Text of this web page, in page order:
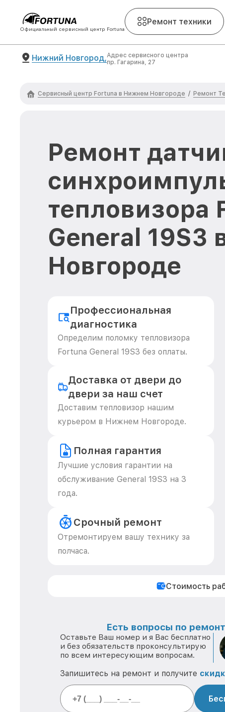
Официальный сервисный центр Fortuna
Ремонт техники
Нижний Новгород,Адрес сервисного центра
пр. Гагарина, 27
Сервисный центр Fortuna в Нижнем Новгороде / Ремонт
Ремонт
тепловизора
General
Новгороде
Профессиональная
диагностика
Определим поломку тепловизора
Fortuna General 19S3 без оплаты.
Доставка от двери до
двери за наш счет
Доставим тепловизор нашим
курьером в Нижнем Новгороде.
Полная гарантия
Лучшие условия гарантии на
обслуживание General 19S3 на 3
года.
Срочный ремонт
Отремонтируем вашу технику за
полчаса.
Стоимость
Есть вопросы по
Оставьте Ваш номер и я Вас бесплатно
и без обязательств проконсультирую
по всем интересующим вопросам.
Запишитесь на ремонт и получите